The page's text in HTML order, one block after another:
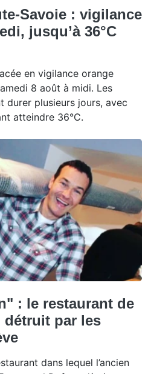
Savoie : vigilance
jusqu’à 36°C
en vigilance orange
8 août à midi. Les
durer plusieurs jours, avec
atteindre 36°C.
: le restaurant de
détruit par les
dans lequel l’ancien